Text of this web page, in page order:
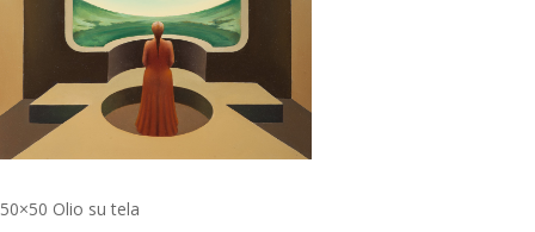
50×50 Olio su tela